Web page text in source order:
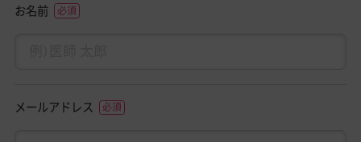
お名前
メールアドレス